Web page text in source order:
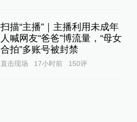
扫描“主播”｜主播利用未成年
人喊网友“爸爸”博流量，“母女
合拍”多账号被封禁
直击现场 17小时前 150评